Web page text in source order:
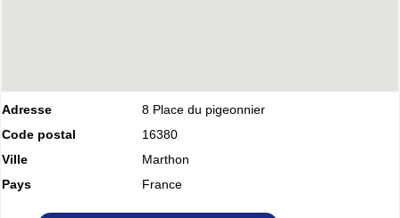
Adresse
8 Place du pigeonnier
Code postal
16380
Ville
Marthon
Pays
France